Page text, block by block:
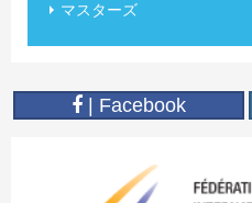
マスターズ
| Facebook